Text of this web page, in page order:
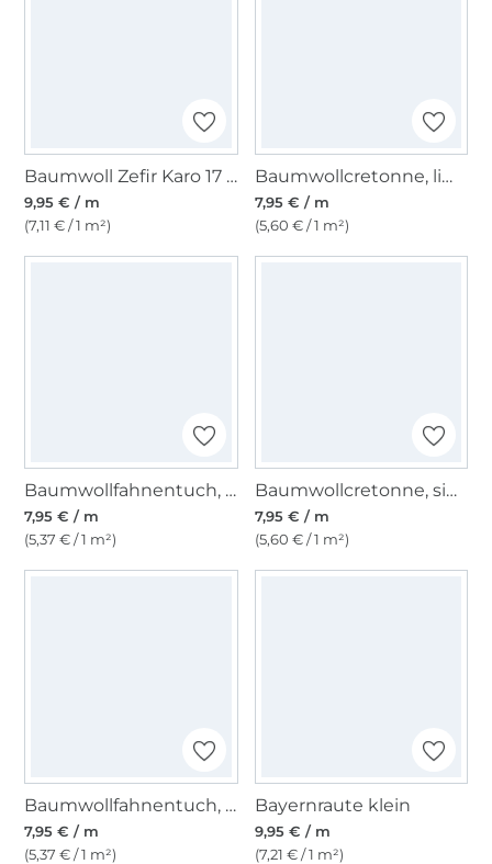
Baumwoll Zefir Karo 17 mm, schwarz
9,95 € / m
(7,11 € / 1 m²)
Baumwollcretonne, limette
7,95 € / m
(5,60 € / 1 m²)
Baumwollfahnentuch, lavendel
7,95 € / m
(5,37 € / 1 m²)
Baumwollcretonne, signalrot
7,95 € / m
(5,60 € / 1 m²)
Baumwollfahnentuch, anthrazit
7,95 € / m
(5,37 € / 1 m²)
Bayernraute klein
9,95 € / m
(7,21 € / 1 m²)